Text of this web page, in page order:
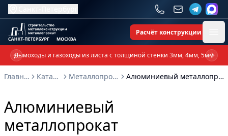
Расчёт конструкции
Дымоходы и газоходы из листа с толщиной стенки 3мм, 4мм, 5мм
Previous slide
Главная
Каталог Металлопрокат Алюминиевый металлопрокат
Алюминиевый
металлопрокат